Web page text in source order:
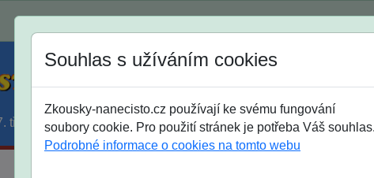
Jak si vybrat
třída 8. třída 9. třída střední maturanti soutěže
Souhlas s užíváním cookies
Zkousky-nanecisto.cz používají ke svému fungování
soubory cookie. Pro použití stránek je potřeba Váš souhlas.
Podrobné informace o cookies na tomto webu